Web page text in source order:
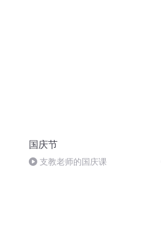
国庆节
支教老师的国庆课